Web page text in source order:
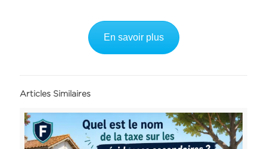
En savoir plus
Articles Similaires